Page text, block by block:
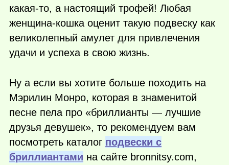
какая-то, а настоящий трофей! Любая
женщина-кошка оценит такую подвеску как
великолепный амулет для привлечения
удачи и успеха в свою жизнь.
Ну а если вы хотите больше походить на
Мэрилин Монро, которая в знаменитой
песне пела про «бриллианты — лучшие
друзья девушек», то рекомендуем вам
посмотреть каталог подвески с
бриллиантами на сайте bronnitsy.com,